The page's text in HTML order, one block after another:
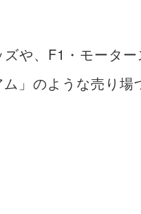
や、F1・モータ
」のような売り場